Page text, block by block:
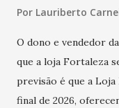
Por Lauriberto
O dono e vendedor
que a loja Fortaleza
previsão é que a Loja
final de 2026,